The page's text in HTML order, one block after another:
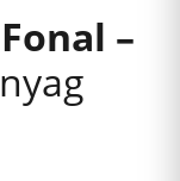
–